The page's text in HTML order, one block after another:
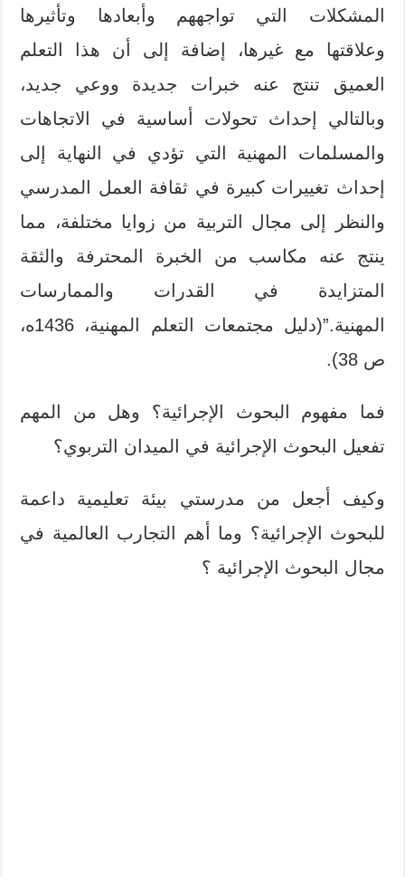
المشكلات التي تواجههم وأبعادها وتأثيرها
وعلاقتها مع غيرها، إضافة إلى أن هذا التعلم
العميق تنتج عنه خبرات جديدة ووعي جديد،
وبالتالي إحداث تحولات أساسية في الاتجاهات
والمسلمات المهنية التي تؤدي في النهاية إلى
إحداث تغييرات كبيرة في ثقافة العمل المدرسي
والنظر إلى مجال التربية من زوايا مختلفة، مما
ينتج عنه مكاسب من الخبرة المحترفة والثقة
المتزايدة في القدرات والممارسات
المهنية.”(دليل مجتمعات التعلم المهنية، 1436ه،
ص 38).
فما مفهوم البحوث الإجرائية؟ وهل من المهم
تفعيل البحوث الإجرائية في الميدان التربوي؟
وكيف أجعل من مدرستي بيئة تعليمية داعمة
للبحوث الإجرائية؟ وما أهم التجارب العالمية في
مجال البحوث الإجرائية ؟